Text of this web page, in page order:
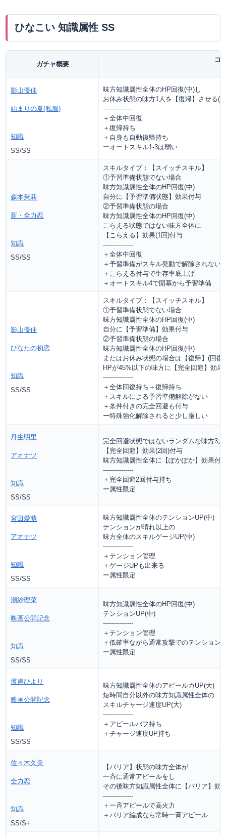
ひなこい 知識属性 SS
ガチャ概要
コ
影山優佳
始まりの夏(私服)
知識
SS/SS
味方知識属性全体のHP回復(中)し
お休み状態の味方1人を【復帰】させる(
---------------
＋全体中回復
＋復帰持ち
＋自身も自動復帰持ち
ーオートスキル1-3は弱い
森本茉莉
新・全力恋
知識
SS/SS
スキルタイプ：【スイッチスキル】
①予習準備状態でない場合
味方知識属性全体のHP回復(中)
自分に【予習準備状態】効果付与
②予習準備状態の場合
味方知識属性全体のHP回復(中)
こらえる状態ではない味方全体に
【こらえる】効果(1回)付与
---------------
＋全体中回復
＋予習準備がスキル発動で解除されない
＋こらえる付与で生存率底上げ
＋オートスキル4で開幕から予習準備
影山優佳
ひなたの初恋
知識
SS/SS
スキルタイプ：【スイッチスキル】
①予習準備状態でない場合
味方知識属性全体のHP回復(中)
自分に【予習準備】効果付与
②予習準備状態の場合
味方知識属性全体のHP回復(中)
またはお休み状態の場合は【復帰】(回復
HPが45%以下の味方に【完全回避】効果
---------------
＋全体回復持ち＋復帰持ち
＋スキルによる予習準備解除がない
＋条件付きの完全回避も付与
ー特殊強化解除されると少し厳しい
丹生明里
アオナツ
知識
SS/SS
完全回避状態ではないランダムな味方3人
【完全回避】効果(2回)付与
味方知識属性全体に【ぽかぽか】効果付
---------------
＋完全回避2回付与持ち
ー属性限定
宮田愛萌
アオナツ
知識
SS/SS
味方知識属性全体のテンションUP(中)
テンションが晴れ以上の
味方全体のスキルゲージUP(中)
---------------
＋テンション管理
＋ゲージUPも出来る
ー属性限定
潮紗理菜
映画公開記念
知識
SS/SS
味方知識属性全体のHP回復(中)
テンションUP(中)
---------------
＋テンション管理
＋低確率ながら通常攻撃でのテンション
ー属性限定
濱岸ひより
映画公開記念
知識
SS/SS
味方知識属性全体のアピールカUP(大)
短時間自分以外の味方知識属性全体の
スキルチャージ速度UP(大)
---------------
＋アピールバフ持ち
＋チャージ速度UP持ち
佐々木久美
全力恋
知識
SS/S+
【バリア】状態の味方全体が
一斉に通常アピールをし
その後味方知識属性全体に【バリア】効
---------------
＋一斉アピールで高火力
＋バリア編成なら常時一斉アピール